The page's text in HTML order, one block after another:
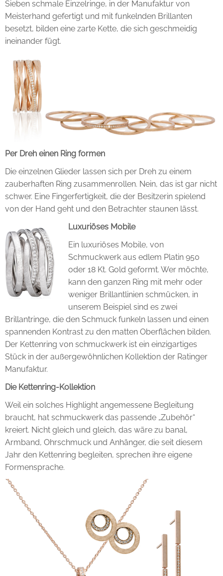
Sieben schmale Einzelringe, in der Manufaktur von
Meisterhand gefertigt und mit funkelnden Brillanten
besetzt, bilden eine zarte Kette, die sich geschmeidig
ineinander fügt.
Per Dreh einen Ring formen
Die einzelnen Glieder lassen sich per Dreh zu einem
zauberhaften Ring zusammenrollen. Nein, das ist gar nicht
schwer. Eine Fingerfertigkeit, die der Besitzerin spielend
von der Hand geht und den Betrachter staunen lässt.
Luxuriöses Mobile
Ein luxuriöses Mobile, von
Schmuckwerk aus edlem Platin 950
oder 18 Kt. Gold geformt. Wer möchte,
kann den ganzen Ring mit mehr oder
weniger Brillantlinien schmücken, in
unserem Beispiel sind es zwei
Brillantringe, die den Schmuck funkeln lassen und einen
spannenden Kontrast zu den matten Oberflächen bilden.
Der Kettenring von schmuckwerk ist ein einzigartiges
Stück in der außergewöhnlichen Kollektion der Ratinger
Manufaktur.
Die Kettenring-Kollektion
Weil ein solches Highlight angemessene Begleitung
braucht, hat schmuckwerk das passende „Zubehör“
kreiert. Nicht gleich und gleich, das wäre zu banal,
Armband, Ohrschmuck und Anhänger, die seit diesem
Jahr den Kettenring begleiten, sprechen ihre eigene
Formensprache.